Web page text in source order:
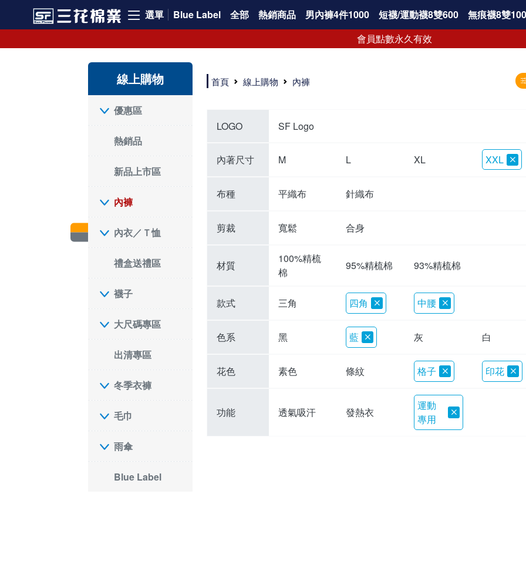
選單 Blue Label 全部 熱銷商品 男內褲4件1000 短襪/運動襪8雙600 無痕襪8雙
會員點數永久有效
線上購物
優惠區
熱銷品
新品上市區
內褲
內衣／Ｔ恤
禮盒送禮區
襪子
大尺碼專區
出清專區
冬季衣褲
毛巾
雨傘
Blue Label
選擇內褲、平口褲、純棉內褲首重品質。舒適、透氣的內褲、平口褲、純棉內褲能影響健康，須謹慎挑選。三花內褲透氣不悶，值得信賴！
三花內褲、平口褲、純棉內褲50年來持續升級，符合人體工學設計，柔軟無勒痕的鬆緊帶。三花內褲是肌膚好友，口碑熱銷！
選擇內褲首重品質。三花內褲50年來不斷升級，證明其卓越品質。符合人體工學剪裁，柔軟無痕鬆緊帶，是必買首選。兼具品質與外型，與肌膚零感接觸，穿著舒適，看來有質感。三花內褲設計獨特，質料優良，專業剪裁，呵護肌膚。新鮮高品質棉材製成，多款選擇，耐洗耐穿，三花內褲絕對首選。
"內褲購買及使用經驗網友來信分享 近年來，我經常在大型連鎖賣場如佳瑪、美華泰等地看到三花內褲的展示。最近一兩年，甚至百貨公司及街頭店鋪都開始大量出現三花專櫃或專賣店。我猜測，這應該是三花在營運策略上的調整，才使得這些改變成為現實。 本來，三花內褲一直是消費者選購內褲時的熱門選項之一。內褲櫃點的增多使我更加注意到這個品牌，因此我在選購內褲時，特意多研究了一下三花內褲的設計。 先從內褲外層包裝談起，有些內褲有PP袋包裝，有些則沒有。雖然這是一件小事，但我發現朋友們中有人會介意內褲包裝沒有PP袋。他們認為沒有PP袋會使包裝不夠精美。對我來說，有PP袋確實能提升包裝的精緻度，但內褲不裝PP袋其實也算是環保。所以，這就看每個人對內褲包裝的需求和感受了。 每次購買內褲時，我都會特別帶一件五片式剪裁的內褲。三花的平口內褲被稱為全國第一件五片式剪裁內褲，這話應該不是隨便說說的，畢竟三花是一個擁有超過50年歷史的老品牌，專注於研發和改良內褲。當初，我覺得這種設計有些花俏，只是圖個新鮮買來試試，結果發現內褲多一片真的有其優勢，尤其是減少了內褲卡屁的次數。雖然這個狀況不可能完全消失，但大大增加了穿著的舒適度。 三花內褲的價格也在我能接受的範圍內，因此它逐漸成為我的心頭好。此外，內褲選購時的另一個重要因素是鬆緊帶。看內褲是否舊了，第一眼通常看鬆緊帶。故意或不小心露出內褲褲頭的時候，印象分數也是由鬆緊帶決定的。 很多內褲品牌強調鬆緊帶的造型及花樣，這類內褲非常適合一些特殊場合，如單身聯誼或約會時穿著，能夠加分不少。日常使用的內褲則建議選擇鬆緊帶不易鬆垮的，花樣其次。三花特別強調內褲鬆緊帶的耐洗度，而其他品牌鮮少提及這一點。 分場合選擇內褲是我的習慣。特殊場合內褲要講究一點，但平日則需要選擇鬆緊帶有保障的內褲。畢竟，內褲是每天陪伴我們超過12個小時的衣物，找到適合自己且耐洗耐穿高CP值的內褲才是最明智的選擇。 內褲畢竟是消耗品，定期更換非常重要。如果內褲沾染到髒污或處於潮濕的環境，就不應該撐太久。這是因為內褲長期接觸身體的重要部位，所以選擇和保養都要謹慎。 以上是我個人的內褲使用分享，並非業配，不代表任何人的立場。內褲還是要以自身體驗最為準確。希望大家都能找到適合自己的內褲，並多多支持台灣品牌。"
首頁 線上購物 內褲
LOGO SF Logo
內著尺寸 M L XL XXL
布種 平織布 針織布
剪裁 寬鬆 合身
材質
100%精梳
棉
95%精梳棉 93%精梳棉
款式 三角 四角 中腰
色系 黑 藍 灰 白
花色 素色 條紋 格子 印花
功能 透氣吸汗 發熱衣
運動
專用